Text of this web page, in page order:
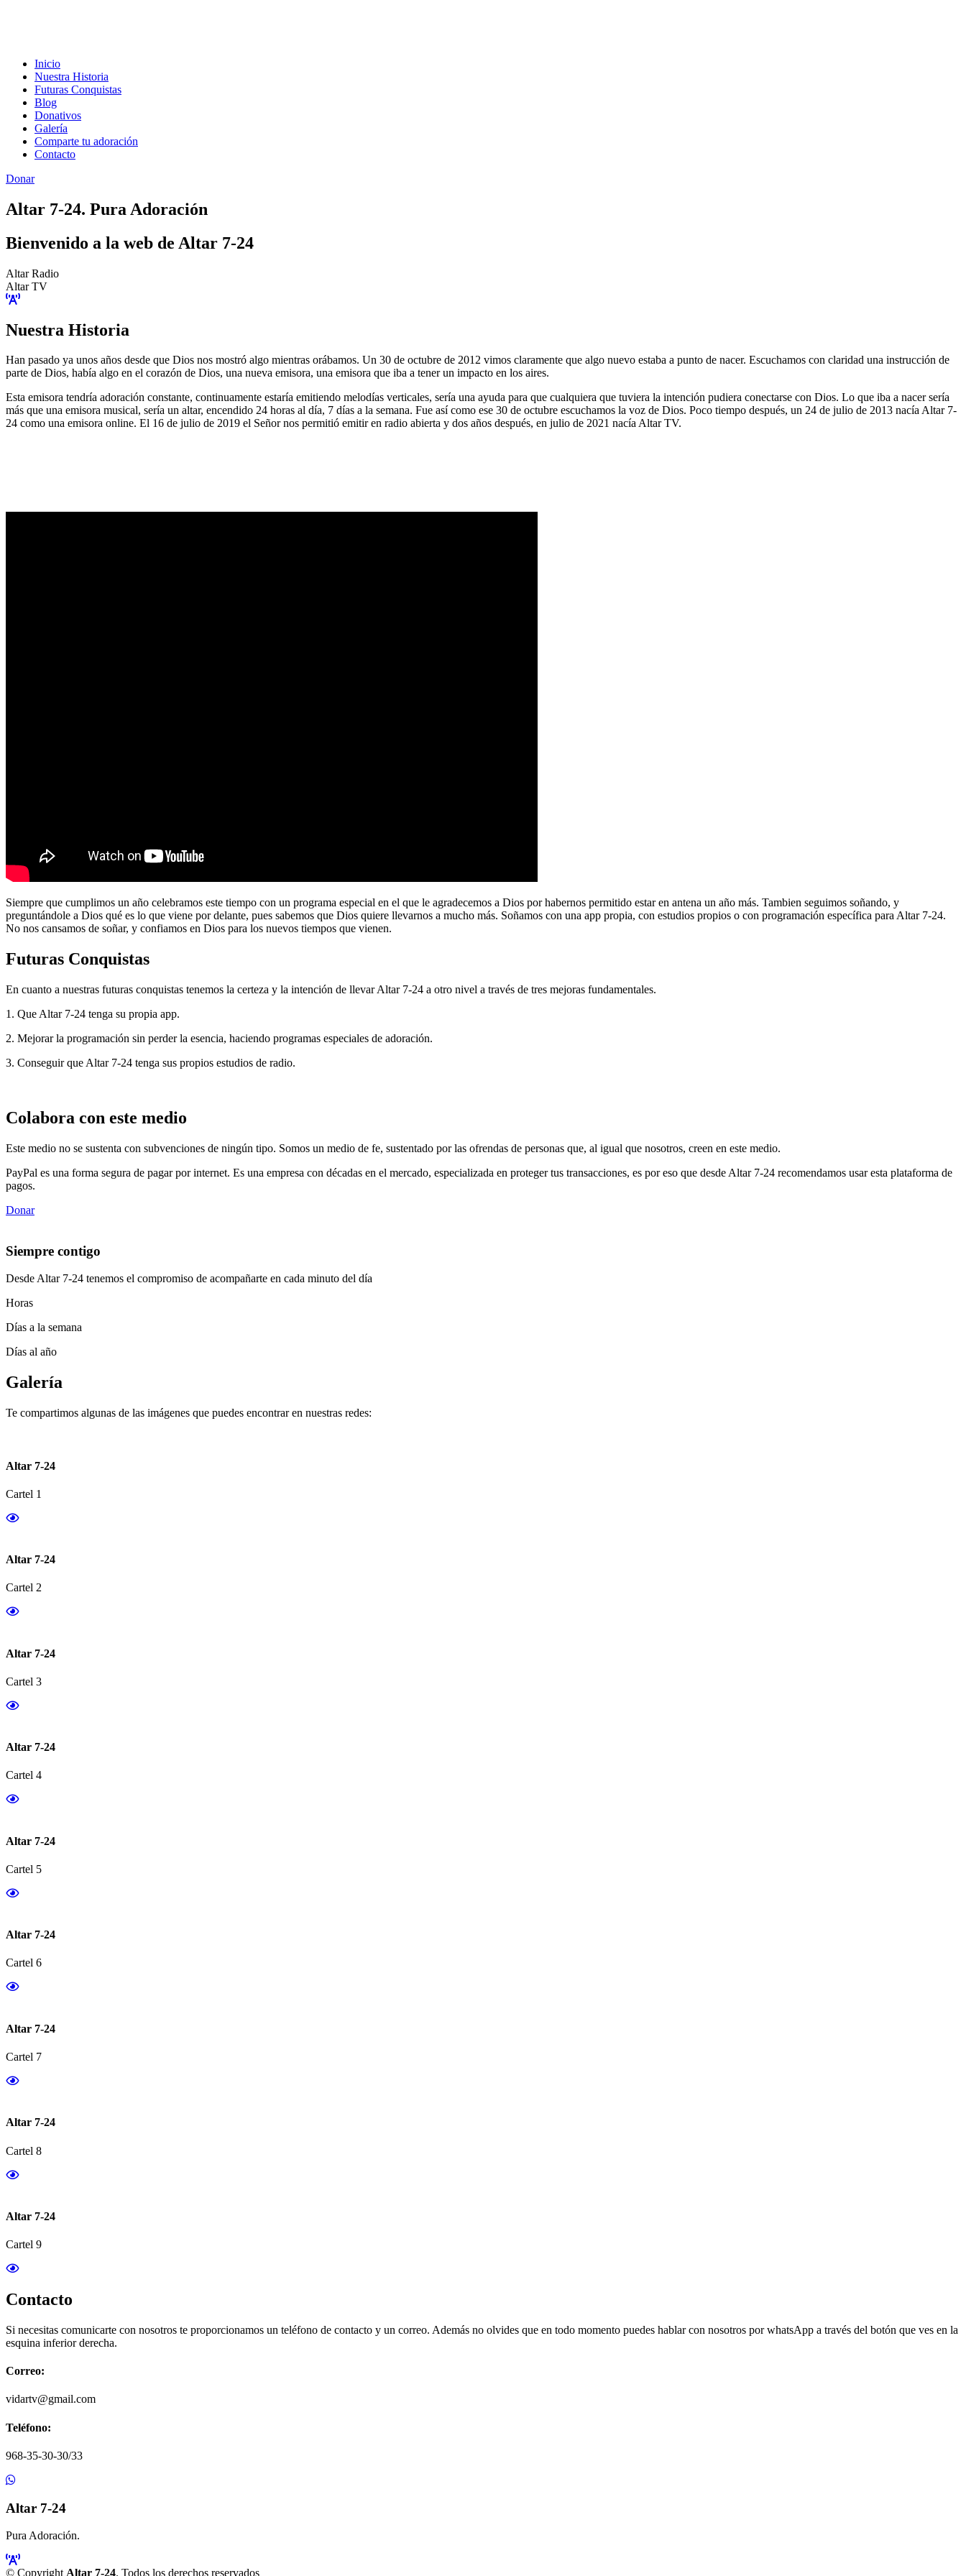
Inicio
Nuestra Historia
Futuras Conquistas
Blog
Donativos
Galería
Comparte tu adoración
Contacto
Donar
Altar 7-24. Pura Adoración
Bienvenido a la web de Altar 7-24
Altar Radio
Altar TV
Nuestra Historia
Han pasado ya unos años desde que Dios nos mostró algo mientras orábamos. Un 30 de octubre de 2012 vimos claramente que algo nuevo estaba a punto de nacer. Escuchamos con claridad una instrucción de
parte de Dios, había algo en el corazón de Dios, una nueva emisora, una emisora que iba a tener un impacto en los aires.
Esta emisora tendría adoración constante, continuamente estaría emitiendo melodías verticales, sería una ayuda para que cualquiera que tuviera la intención pudiera conectarse con Dios. Lo que iba a nacer sería
más que una emisora musical, sería un altar, encendido 24 horas al día, 7 días a la semana. Fue así como ese 30 de octubre escuchamos la voz de Dios. Poco tiempo después, un 24 de julio de 2013 nacía Altar 7-
24 como una emisora online. El 16 de julio de 2019 el Señor nos permitió emitir en radio abierta y dos años después, en julio de 2021 nacía Altar TV.
Siempre que cumplimos un año celebramos este tiempo con un programa especial en el que le agradecemos a Dios por habernos permitido estar en antena un año más. Tambien seguimos soñando, y
preguntándole a Dios qué es lo que viene por delante, pues sabemos que Dios quiere llevarnos a mucho más. Soñamos con una app propia, con estudios propios o con programación específica para Altar 7-24.
No nos cansamos de soñar, y confiamos en Dios para los nuevos tiempos que vienen.
Futuras Conquistas
En cuanto a nuestras futuras conquistas tenemos la certeza y la intención de llevar Altar 7-24 a otro nivel a través de tres mejoras fundamentales.
1. Que Altar 7-24 tenga su propia app.
2. Mejorar la programación sin perder la esencia, haciendo programas especiales de adoración.
3. Conseguir que Altar 7-24 tenga sus propios estudios de radio.
Colabora con este medio
Este medio no se sustenta con subvenciones de ningún tipo. Somos un medio de fe, sustentado por las ofrendas de personas que, al igual que nosotros, creen en este medio.
PayPal es una forma segura de pagar por internet. Es una empresa con décadas en el mercado, especializada en proteger tus transacciones, es por eso que desde Altar 7-24 recomendamos usar esta plataforma de
pagos.
Donar
Siempre contigo
Desde Altar 7-24 tenemos el compromiso de acompañarte en cada minuto del día
Horas
Días a la semana
Días al año
Galería
Te compartimos algunas de las imágenes que puedes encontrar en nuestras redes:
Altar 7-24
Cartel 1
Altar 7-24
Cartel 2
Altar 7-24
Cartel 3
Altar 7-24
Cartel 4
Altar 7-24
Cartel 5
Altar 7-24
Cartel 6
Altar 7-24
Cartel 7
Altar 7-24
Cartel 8
Altar 7-24
Cartel 9
Contacto
Si necesitas comunicarte con nosotros te proporcionamos un teléfono de contacto y un correo. Además no olvides que en todo momento puedes hablar con nosotros por whatsApp a través del botón que ves en la
esquina inferior derecha.
Correo:
vidartv@gmail.com
Teléfono:
968-35-30-30/33
Altar 7-24
Pura Adoración.
© Copyright Altar 7-24. Todos los derechos reservados